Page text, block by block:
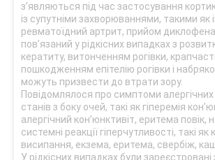
з’являються під час застосування
із супутніми захворюваннями, такими як
ревматоїдний артрит, прийом
пов’язаний у рідкісних випадках з
кератиту, витонченням рогівки,
пошкодженням епітелію рогівки і
можуть призвести до втрати зору.
Повідомлялося про симптоми алергічних
станів з боку очей, такі як гіперемія
алергічний кон’юнктивіт, еритема повік,
системні реакції гіперчутливості, такі як
висипання, екзема, еритема, свербіж,
У рідкісних випадках були